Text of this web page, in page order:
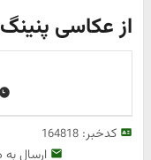
از عکاسی
کدخبر:164818
ارسال به